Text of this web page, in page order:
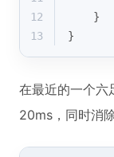
12
    }
13
}
在最近的一个六
20ms，同时消